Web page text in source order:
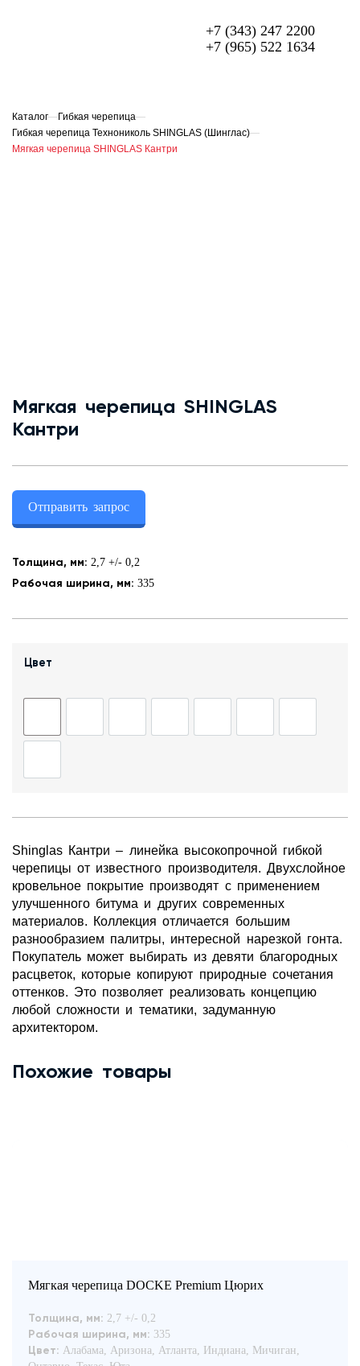
+7 (343) 247 2200
+7 (965) 522 1634
ПРОФЛИСТ
ФАСАДЫ
Каталог—Гибкая черепица—
Гибкая черепица Технониколь SHINGLAS (Шинглас)—
Мягкая черепица SHINGLAS Кантри
Мягкая черепица SHINGLAS
Кантри
Отправить запрос
Толщина, мм: 2,7 +/- 0,2
Рабочая ширина, мм: 335
Цвет
Shinglas Кантри – линейка высокопрочной гибкой
черепицы от известного производителя. Двухслойное
кровельное покрытие производят с применением
улучшенного битума и других современных
материалов. Коллекция отличается большим
разнообразием палитры, интересной нарезкой гонта.
Покупатель может выбирать из девяти благородных
расцветок, которые копируют природные сочетания
оттенков. Это позволяет реализовать концепцию
любой сложности и тематики, задуманную
архитектором.
Похожие товары
Мягкая черепица DOCKE Premium Цюрих
Толщина, мм: 2,7 +/- 0,2
Рабочая ширина, мм: 335
Цвет: Алабама, Аризона, Атланта, Индиана, Мичиган,